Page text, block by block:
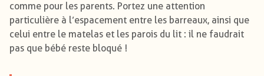
comme pour les parents. Portez une attention
particulière à l’espacement entre les barreaux, ainsi que
celui entre le matelas et les parois du lit : il ne faudrait
pas que bébé reste bloqué !